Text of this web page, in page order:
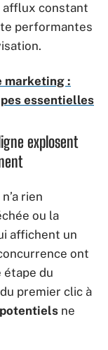
afflux constant
performantes
marketing :
essentielles
explosent
n’a rien
ou la
affichent un
ont
étape du
premier clic à
ne